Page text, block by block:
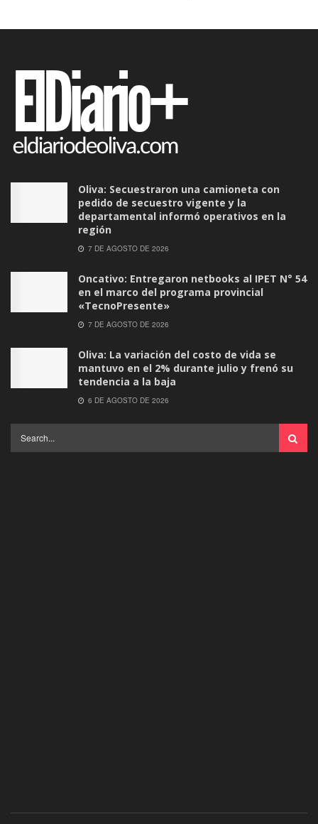
Oliva: Secuestraron una camioneta con
pedido de secuestro vigente y la
departamental informó operativos en la
región
7 DE AGOSTO DE 2026
Oncativo: Entregaron netbooks al IPET N° 54
en el marco del programa provincial
«TecnoPresente»
7 DE AGOSTO DE 2026
Oliva: La variación del costo de vida se
mantuvo en el 2% durante julio y frenó su
tendencia a la baja
6 DE AGOSTO DE 2026